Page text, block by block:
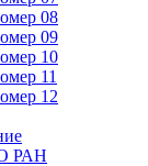
08
09
10
11
12
РАН